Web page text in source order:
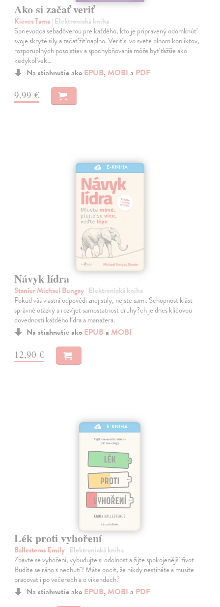
Ako si začať veriť
Kieves Tama| Elektronická kniha
Sprievodca sebadôverou pre každého, kto je pripravený odomknúť
svoje skryté sily a začať žiť naplno. Veriť si vo svete plnom konliktov,
rozporuplných posolstiev a spochybňovania môže byť ťažšie ako
kedykoľvek…
Na stiahnutie ako EPUB, MOBI a PDF
9,99 €
E-KNIHA
Návyk lídra
Stanier Michael Bungay| Elektronická kniha
Pokud vás vlastní odpovědi znejistily, nejste sami. Schopnost klást
správné otázky a rozvíjet samostatnost druhy?ch je dnes klíčovou
dovedností každého lídra a manažera.
Na stiahnutie ako EPUB a MOBI
12,90 €
E-KNIHA
Lék proti vyhoření
Ballesteros Emily| Elektronická kniha
Zbavte se vyhoření, vybudujte si odolnost a žijte spokojenější život
Budíte se ráno s nechutí? Máte pocit, že nikdy nestíháte a musíte
pracovat i po večerech a o víkendech?
Na stiahnutie ako EPUB, MOBI a PDF